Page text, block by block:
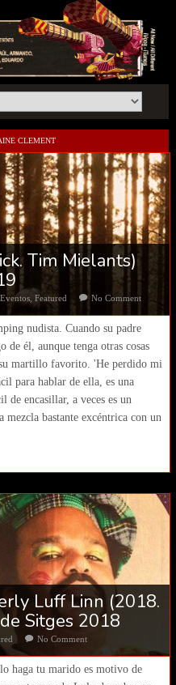
CLEMENT
Tim Mielants)
Eventos, Featured No Comment
nudista. Cuando su padre
de él, aunque tenga otras cosas
martillo favorito. 'He perdido mi
para hablar de ella, es una
encasillar, a veces es un
bastante excéntrica con un
Luff Linn (2018.
Sitges 2018
No Comment
haga tu marido es motivo de